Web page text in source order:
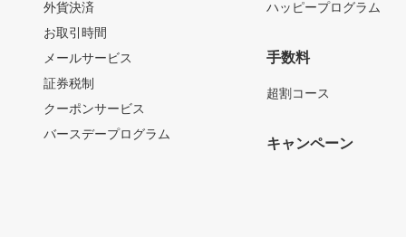
外貨決済
お取引時間
メールサービス
証券税制
クーポンサービス
バースデープログラム
ハッピープログラム
手数料
超割コース
キャンペーン